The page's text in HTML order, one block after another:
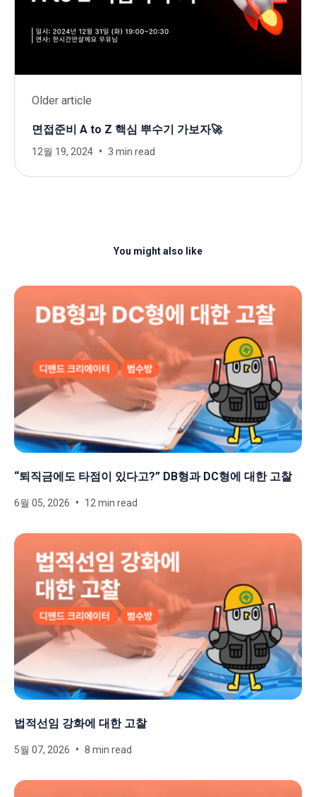
Older article
면접준비 A to Z 핵심 뿌수기 가보자🚀
12월 19, 2024 3 min read
You might also like
“퇴직금에도 타점이 있다고?” DB형과 DC형에 대한 고찰
6월 05, 2026 12 min read
법적선임 강화에 대한 고찰
5월 07, 2026 8 min read